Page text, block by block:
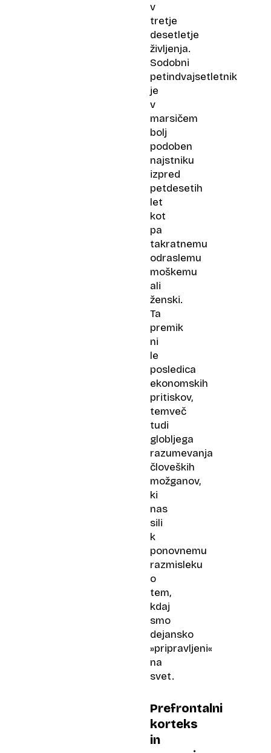
v
tretje
desetletje
življenja.
Sodobni
petindvajsetletnik
je
v
marsičem
bolj
podoben
najstniku
izpred
petdesetih
let
kot
pa
takratnemu
odraslemu
moškemu
ali
ženski.
Ta
premik
ni
le
posledica
ekonomskih
pritiskov,
temveč
tudi
globljega
razumevanja
človeških
možganov,
ki
nas
sili
k
ponovnemu
razmisleku
o
tem,
kdaj
smo
dejansko
»pripravljeni«
na
svet.
Prefrontalni
korteks
in